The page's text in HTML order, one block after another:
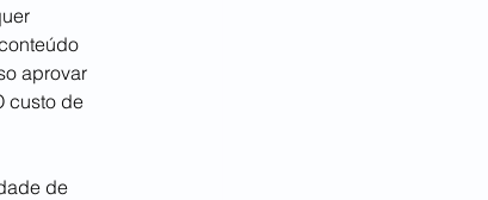
aprovar
custo de
de